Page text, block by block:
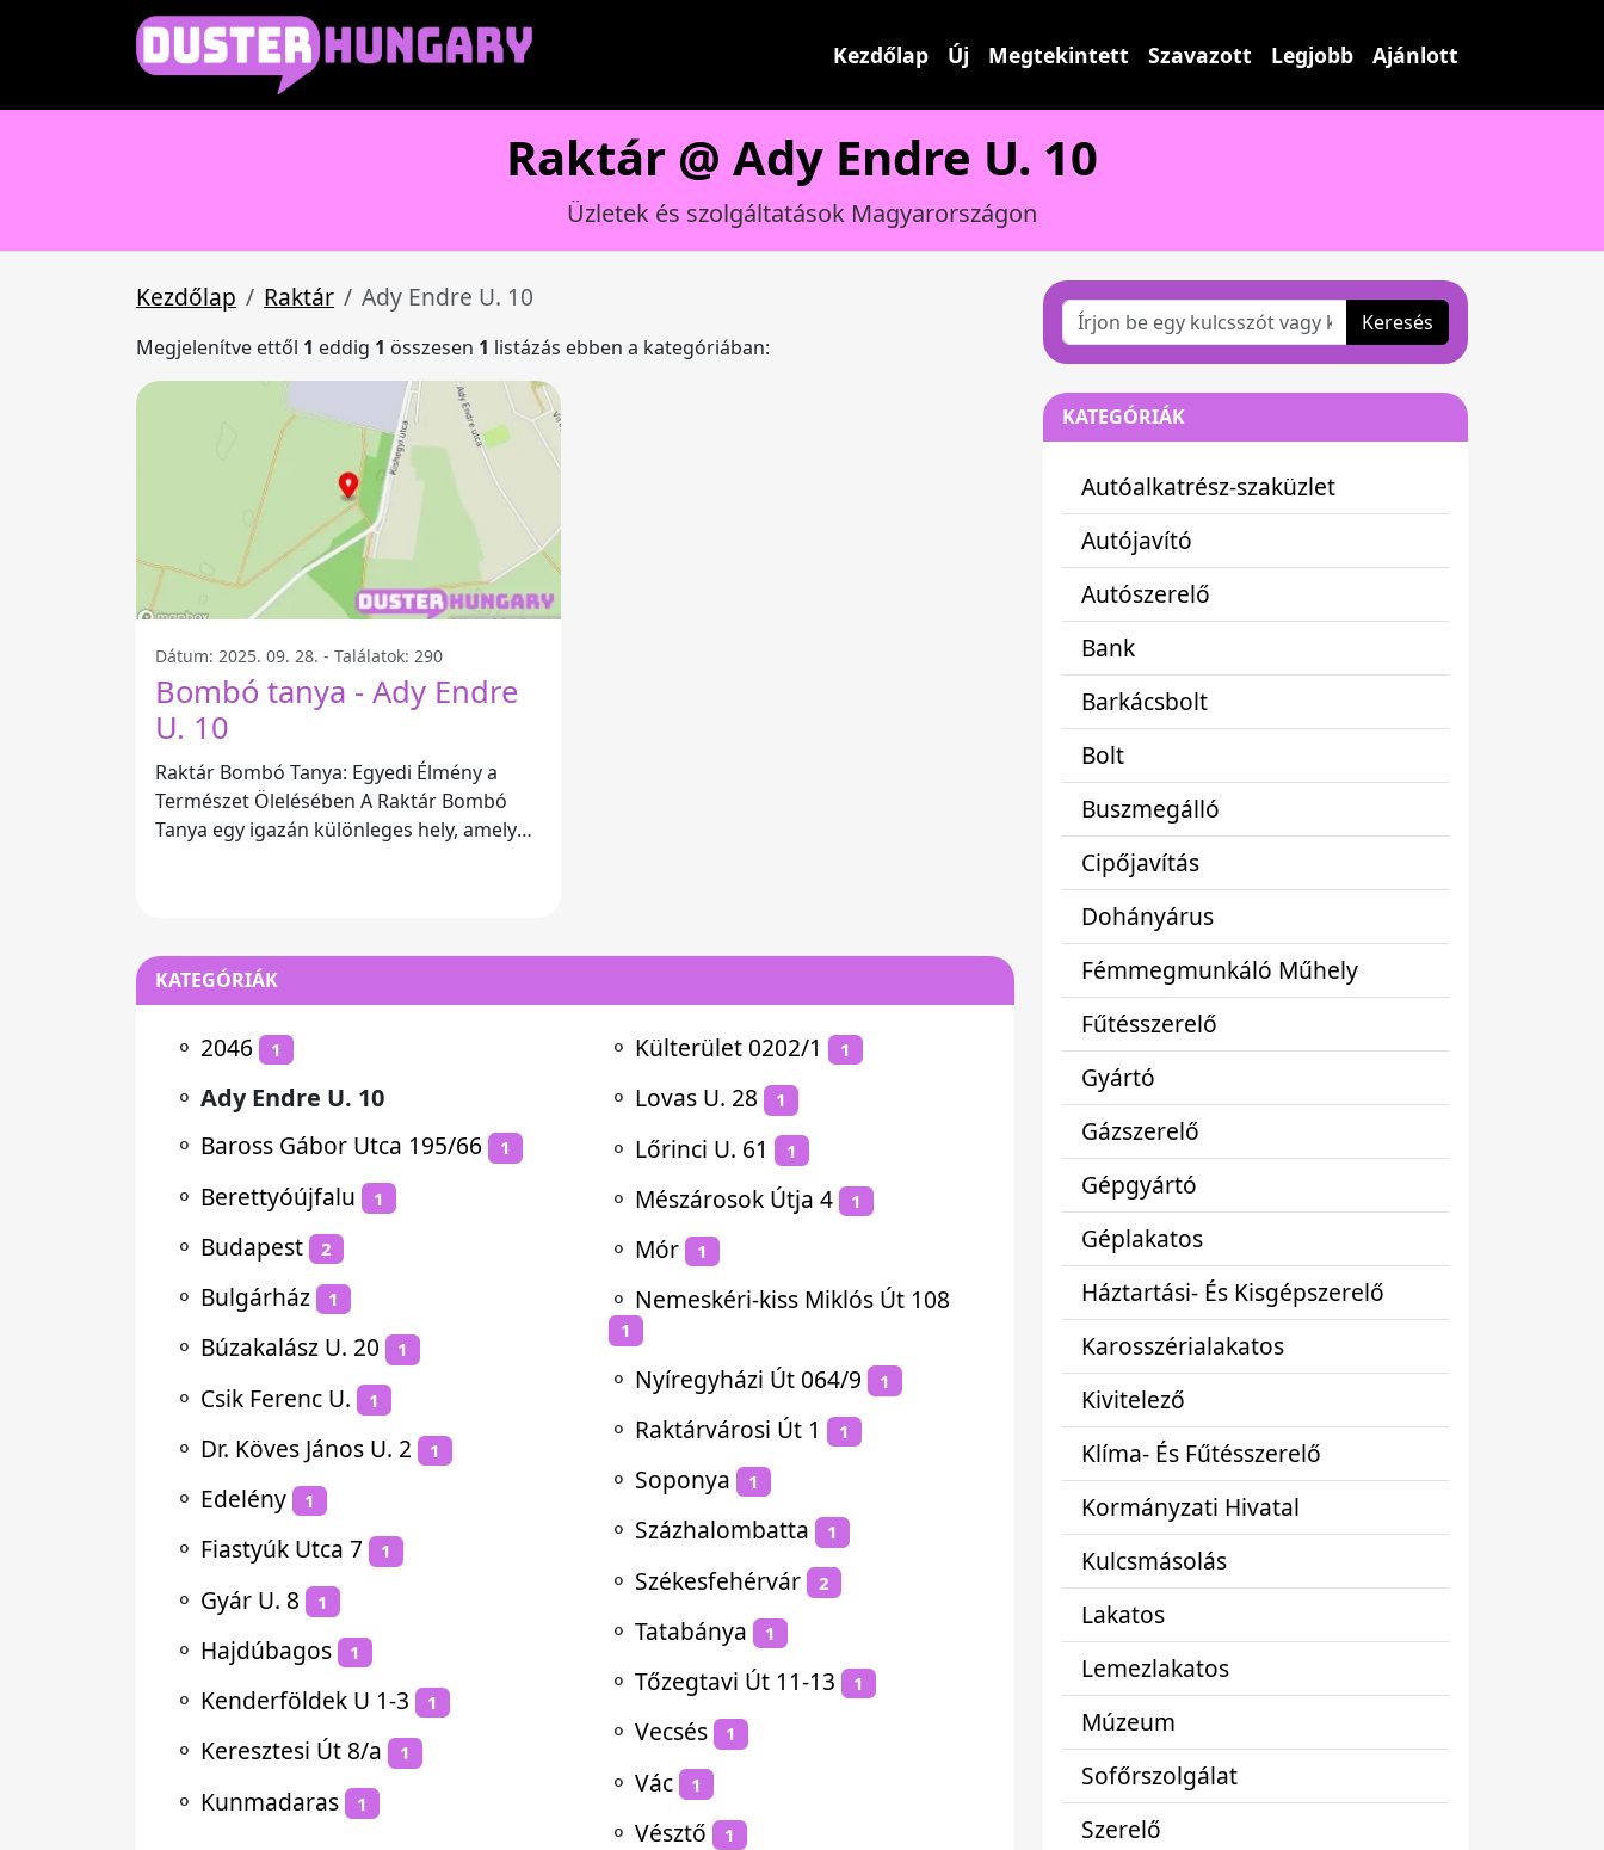
Kezdőlap Új Megtekintett Szavazott Legjobb Ajánlott
Raktár @ Ady Endre U. 10
Üzletek és szolgáltatások Magyarországon
Kezdőlap Raktár Ady Endre U. 10
Megjelenítve ettől 1 eddig 1 összesen 1 listázás ebben a kategóriában:
Dátum: 2025. 09. 28. - Találatok: 290
Bombó tanya - Ady Endre
U. 10
Raktár Bombó Tanya: Egyedi Élmény a
Természet Ölelésében A Raktár Bombó
Tanya egy igazán különleges hely, amely
KATEGÓRIÁK
⚬ 2046 1
⚬ Ady Endre U. 10
⚬ Baross Gábor Utca 195/66 1
⚬ Berettyóújfalu 1
⚬ Budapest 2
⚬ Bulgárház 1
⚬ Búzakalász U. 20 1
⚬ Csik Ferenc U. 1
⚬ Dr. Köves János U. 2 1
⚬ Edelény 1
⚬ Fiastyúk Utca 7 1
⚬ Gyár U. 8 1
⚬ Hajdúbagos 1
⚬ Kenderföldek U 1-3 1
⚬ Keresztesi Út 8/a 1
⚬ Kunmadaras 1
⚬ Külterület 0202/1 1
⚬ Lovas U. 28 1
⚬ Lőrinci U. 61 1
⚬ Mészárosok Útja 4 1
⚬ Mór 1
⚬ Nemeskéri-kiss Miklós Út 108
1
⚬ Nyíregyházi Út 064/9 1
⚬ Raktárvárosi Út 1 1
⚬ Soponya 1
⚬ Százhalombatta 1
⚬ Székesfehérvár 2
⚬ Tatabánya 1
⚬ Tőzegtavi Út 11-13 1
⚬ Vecsés 1
⚬ Vác 1
⚬ Vésztő 1
Keresés
KATEGÓRIÁK
Autóalkatrész-szaküzlet
Autójavító
Autószerelő
Bank
Barkácsbolt
Bolt
Buszmegálló
Cipőjavítás
Dohányárus
Fémmegmunkáló Műhely
Fűtésszerelő
Gyártó
Gázszerelő
Gépgyártó
Géplakatos
Háztartási- És Kisgépszerelő
Karosszérialakatos
Kivitelező
Klíma- És Fűtésszerelő
Kormányzati Hivatal
Kulcsmásolás
Lakatos
Lemezlakatos
Múzeum
Sofőrszolgálat
Szerelő